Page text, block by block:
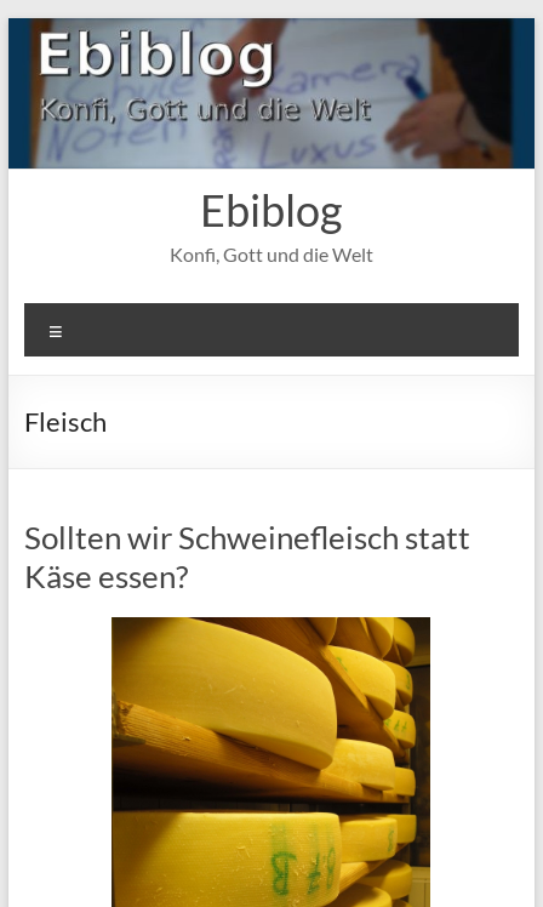
Zum
Inhalt
springen
Ebiblog
Konfi, Gott und die Welt
Fleisch
Sollten wir Schweinefleisch statt
Käse essen?